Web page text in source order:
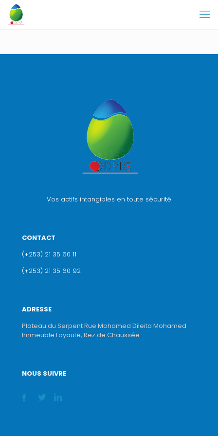
Vos actifs intangibles en toute sécurité
CONTACT
(+253) 21 35 60 11
(+253) 21 35 60 92
ADRESSE
Plateau du Serpent Rue Mohamed Dileita Mohamed
Immeuble Loyauté, Rez de Chaussée.
NOUS SUIVRE